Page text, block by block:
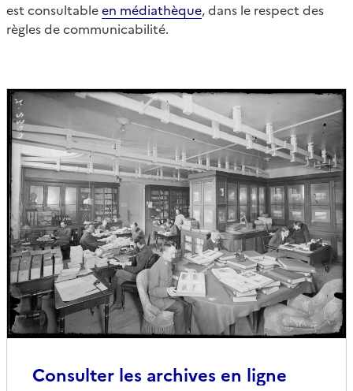
est consultableen médiathèque, dans le respect des
règles de communicabilité.
Consulter les archives en ligne